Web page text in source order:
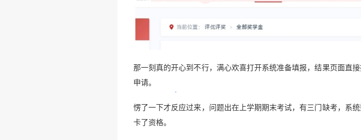
那一刻真的开心到不行，满心欢喜打开系统准备填报，结果页面直
申请。
愣了一下才反应过来，问题出在上学期期末考试，有三门缺考，系
卡了资格。